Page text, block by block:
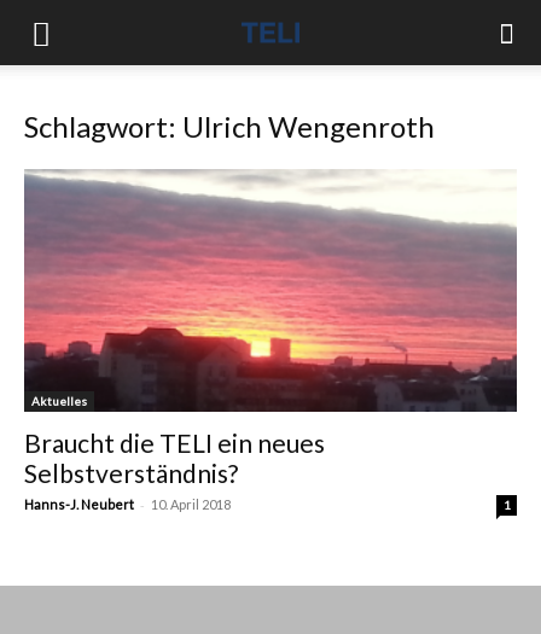
Schlagwort: Ulrich Wengenroth
Aktuelles
Braucht die TELI ein neues
Selbstverständnis?
Hanns-J. Neubert - 10. April 2018 1